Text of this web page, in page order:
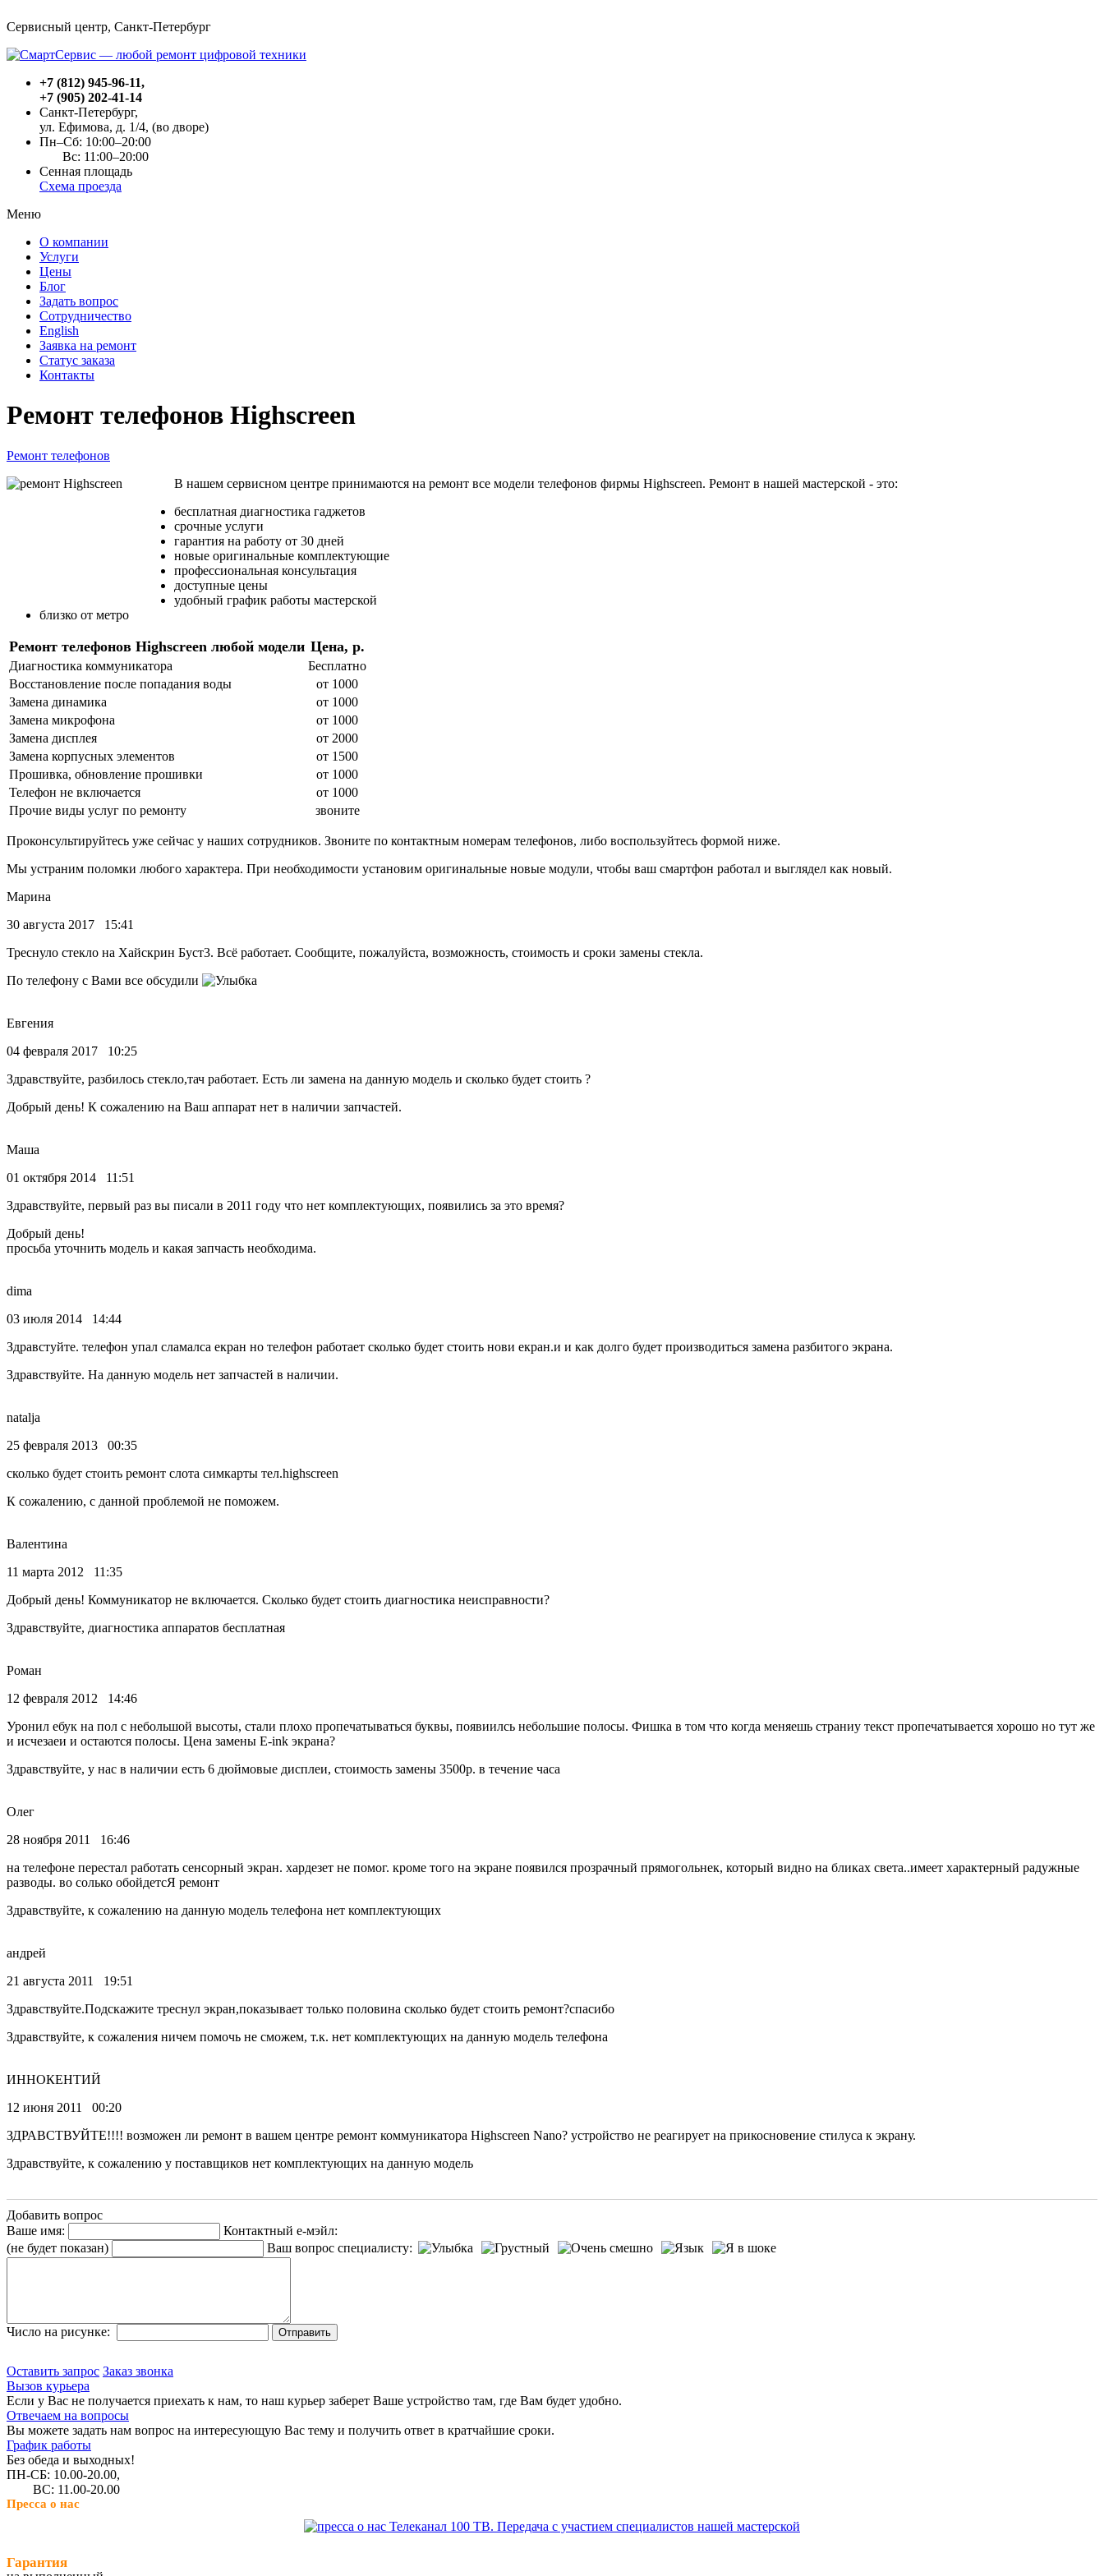
Сервисный центр, Cанкт-Петербург
+7 (812) 945-96-11,
+7 (905) 202-41-14
Санкт-Петербург,
ул. Ефимова, д. 1/4, (во дворе)
Пн–Сб: 10:00–20:00
Вс: 11:00–20:00
Сенная площадь
Схема проезда
Меню
О компании
Услуги
Цены
Блог
Задать вопрос
Сотрудничество
English
Заявка на ремонт
Статус заказа
Контакты
Ремонт телефонов Highscreen
Ремонт телефонов
В нашем сервисном центре принимаются на ремонт все модели телефонов фирмы Highscreen. Ремонт в нашей мастерской - это:
бесплатная диагностика гаджетов
срочные услуги
гарантия на работу от 30 дней
новые оригинальные комплектующие
профессиональная консультация
доступные цены
удобный график работы мастерской
близко от метро
Ремонт телефонов Highscreen любой модели Цена, р.
Диагностика коммуникатора
Бесплатно
Восстановление после попадания воды
от 1000
Замена динамика
от 1000
Замена микрофона
от 1000
Замена дисплея
от 2000
Замена корпусных элементов
от 1500
Прошивка, обновление прошивки
от 1000
Телефон не включается
от 1000
Прочие виды услуг по ремонту
звоните
Проконсультируйтесь уже сейчас у наших сотрудников. Звоните по контактным номерам телефонов, либо воспользуйтесь формой ниже.
Мы устраним поломки любого характера. При необходимости установим оригинальные новые модули, чтобы ваш смартфон работал и выглядел как новый.
Марина
30 августа 2017 15:41
Треснуло стекло на Хайскрин Буст3. Всё работает. Сообщите, пожалуйста, возможность, стоимость и сроки замены стекла.
По телефону с Вами все обсудили
Евгения
04 февраля 2017 10:25
Здравствуйте, разбилось стекло,тач работает. Есть ли замена на данную модель и сколько будет стоить ?
Добрый день! К сожалению на Ваш аппарат нет в наличии запчастей.
Маша
01 октября 2014 11:51
Здравствуйте, первый раз вы писали в 2011 году что нет комплектующих, появились за это время?
Добрый день!
просьба уточнить модель и какая запчасть необходима.
dima
03 июля 2014 14:44
Здравстуйте. телефон упал сламалса екран но телефон работает сколько будет стоить нови екран.и и как долго будет производиться замена разбитого экрана.
Здравствуйте. На данную модель нет запчастей в наличии.
natalja
25 февраля 2013 00:35
сколько будет стоить ремонт слота симкарты тел.highscreen
К сожалению, с данной проблемой не поможем.
Валентина
11 марта 2012 11:35
Добрый день! Коммуникатор не включается. Сколько будет стоить диагностика неисправности?
Здравствуйте, диагностика аппаратов бесплатная
Роман
12 февраля 2012 14:46
Уронил ебук на пол с небольшой высоты, стали плохо пропечатываться буквы, появиилсь небольшие полосы. Фишка в том что когда меняешь страниу текст пропечатывается хорошо но тут же
и исчезаеи и остаются полосы. Цена замены E-ink экрана?
Здравствуйте, у нас в наличии есть 6 дюймовые дисплеи, стоимость замены 3500р. в течение часа
Олег
28 ноября 2011 16:46
на телефоне перестал работать сенсорный экран. хардезет не помог. кроме того на экране появился прозрачный прямогольнек, который видно на бликах света..имеет характерный радужные
разводы. во солько обойдетсЯ ремонт
Здравствуйте, к сожалению на данную модель телефона нет комплектующих
андрей
21 августа 2011 19:51
Здравствуйте.Подскажите треснул экран,показывает только половина сколько будет стоить ремонт?спасибо
Здравствуйте, к сожаления ничем помочь не сможем, т.к. нет комплектующих на данную модель телефона
ИННОКЕНТИЙ
12 июня 2011 00:20
ЗДРАВСТВУЙТЕ!!!! возможен ли ремонт в вашем центре ремонт коммуникатора Highscreen Nano? устройство не реагирует на прикосновение стилуса к экрану.
Здравствуйте, к сожалению у поставщиков нет комплектующих на данную модель
Добавить вопрос
Ваше имя:
Контактный е-мэйл:
(не будет показан)
Ваш вопрос специалисту:
Число на рисунке:
Оставить запрос Заказ звонка
Вызов курьера
Если у Вас не получается приехать к нам, то наш курьер заберет Ваше устройство там, где Вам будет удобно.
Отвечаем на вопросы
Вы можете задать нам вопрос на интересующую Вас тему и получить ответ в кратчайшие сроки.
График работы
Без обеда и выходных!
ПН-СБ: 10.00-20.00,
ВС: 11.00-20.00
Пресса о нас
Телеканал 100 ТВ. Передача с участием специалистов нашей мастерской
Гарантия